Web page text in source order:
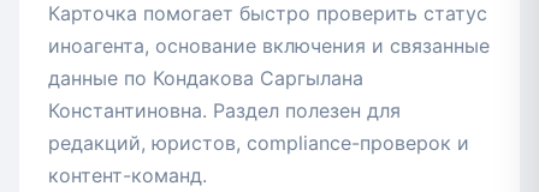
Карточка помогает быстро проверить статус
иноагента, основание включения и связанные
данные по Кондакова Саргылана
Константиновна. Раздел полезен для
редакций, юристов, compliance-проверок и
контент-команд.